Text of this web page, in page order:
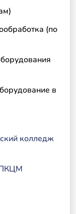
(по
в
колледж
ПКЦМ